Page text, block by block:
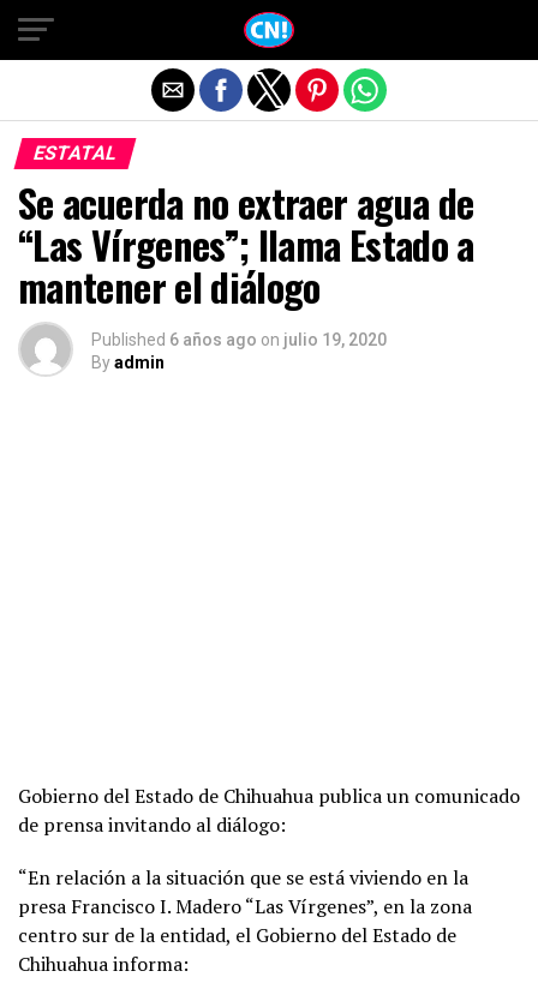
ESTATAL
Se acuerda no extraer agua de
“Las Vírgenes”; llama Estado a
mantener el diálogo
Published 6 años ago on julio 19, 2020
Byadmin
Gobierno del Estado de Chihuahua publica un comunicado
de prensa invitando al diálogo:
“En relación a la situación que se está viviendo en la
presa Francisco I. Madero “Las Vírgenes”, en la zona
centro sur de la entidad, el Gobierno del Estado de
Chihuahua informa:
Salir de la versión móvil